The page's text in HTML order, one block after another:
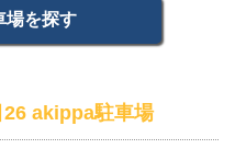
場を探す
26 akippa駐車場